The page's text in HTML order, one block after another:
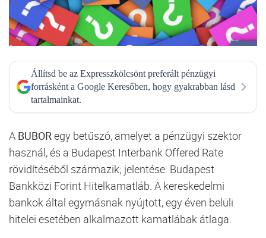
Állítsd be az Expresszkölcsönt preferált pénzügyi
forrásként a Google Keresőben, hogy gyakrabban lásd
tartalmainkat.
A BUBORegy betűszó, amelyet a pénzügyi szektor
használ, és a Budapest Interbank Offered Rate
rövidítéséből származik; jelentése: Budapest
Bankközi Forint Hitelkamatláb. A kereskedelmi
bankok által egymásnak nyújtott, egy éven belüli
hitelei esetében alkalmazott kamatlábak átlaga.